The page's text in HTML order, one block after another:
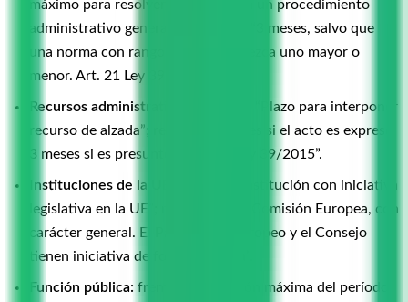
máximo para resolver y notificar en un procedimiento
administrativo general”; reverso — “3 meses, salvo que
una norma con rango de ley establezca uno mayor o
menor. Art. 21 Ley 39/2015”.
Recursos administrativos:
frente — “Plazo para interponer
recurso de alzada”; reverso — “1 mes si el acto es expreso,
3 meses si es presunto. Art. 122 Ley 39/2015”.
Instituciones de la UE:
frente — “Institución con iniciativa
legislativa en la UE”; reverso — “La Comisión Europea, con
carácter general. El Parlamento Europeo y el Consejo
tienen iniciativa de forma limitada”.
Función pública: frente — “Duración máxima del período